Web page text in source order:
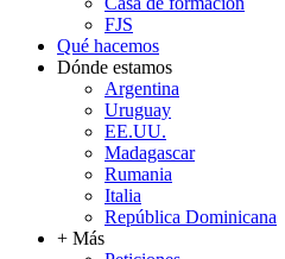
FJS
Qué hacemos
Dónde estamos
Argentina
Uruguay
EE.UU.
Madagascar
Rumania
Italia
República Dominicana
+ Más